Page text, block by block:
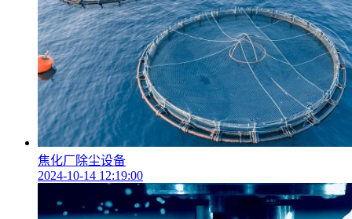
焦化厂除尘设备
2024-10-14 12:19:00